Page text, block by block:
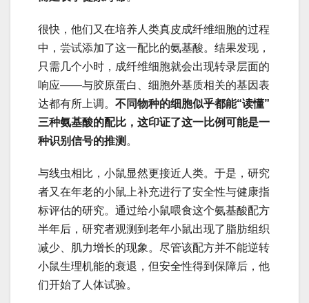
很快，他们又在培养人类真皮成纤维细胞的过程
中，尝试添加了这一配比的氨基酸。结果发现，
只需几个小时，成纤维细胞就会出现转录层面的
响应——与胶原蛋白、细胞外基质相关的基因表
达都有所上调。 不同物种的细胞似乎都能“读懂”
三种氨基酸的配比，这印证了这一比例可能是一
种识别信号的推测 。
与线虫相比，小鼠显然更接近人类。于是，研究
者又在年老的小鼠上补充进行了安全性与健康指
标评估的研究。通过给小鼠喂食这个氨基酸配方
半年后，研究者观测到老年小鼠出现了脂肪组织
减少、肌力增长的现象。尽管该配方并不能逆转
小鼠生理机能的衰退，但安全性得到保障后，他
们开始了人体试验。